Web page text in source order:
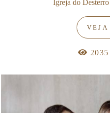
Igreja do
VEJA
2035